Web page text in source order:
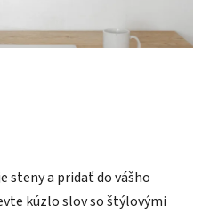
steny a pridať do vášho
kúzlo slov so štýlovými